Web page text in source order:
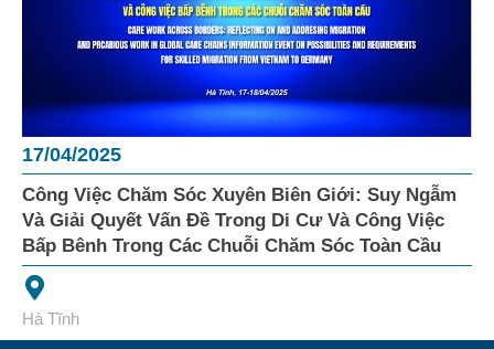
17/04/2025
Công Việc Chăm Sóc Xuyên Biên Giới: Suy Ngẫm
Và Giải Quyết Vấn Đề Trong Di Cư Và Công Việc
Bấp Bênh Trong Các Chuỗi Chăm Sóc Toàn Cầu
Hà Tĩnh